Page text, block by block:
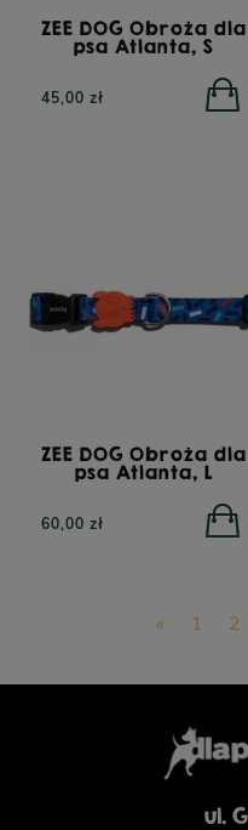
ZEE DOG Obroża dla
psa Atlanta, S
45,00 zł
ZEE DOG Obroża dla
psa Atlanta, L
60,00 zł
« 1 2
ul.